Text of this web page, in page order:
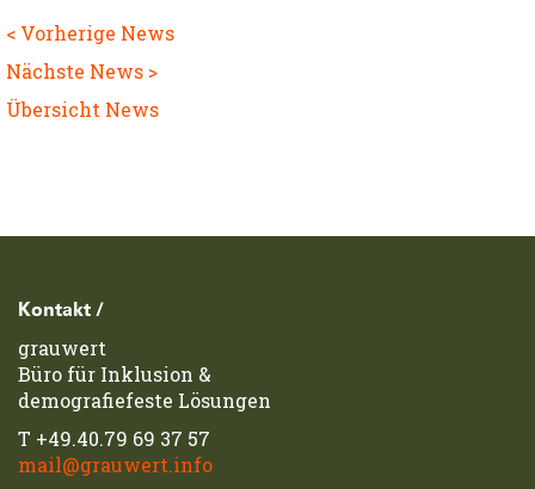
< Vorherige News
Nächste News >
Übersicht News
Footerzeile
Kontakt /
grauwert
Büro für Inklusion &
demografiefeste Lösungen
T +49.40.79 69 37 57
mail@grauwert.info